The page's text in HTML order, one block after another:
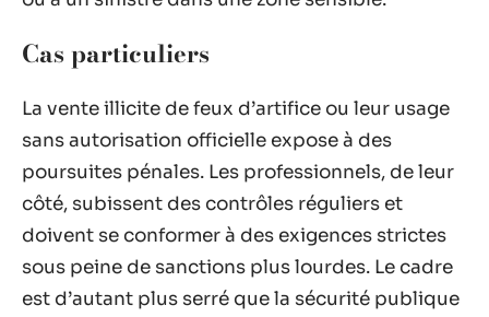
Cas particuliers
La vente illicite de feux d’artifice ou leur usage
sans autorisation officielle expose à des
poursuites pénales. Les professionnels, de leur
côté, subissent des contrôles réguliers et
doivent se conformer à des exigences strictes
sous peine de sanctions plus lourdes. Le cadre
est d’autant plus serré que la sécurité publique